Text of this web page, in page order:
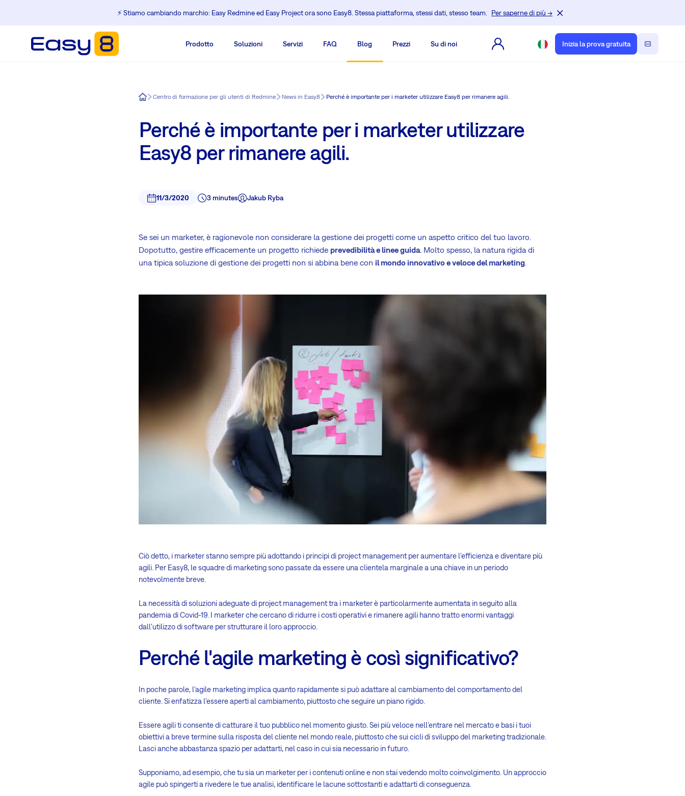
⚡️ Stiamo cambiando marchio: Easy Redmine ed Easy Project ora sono Easy8. Stessa piattaforma, stessi dati, stesso team. Per saperne di più →
Prodotto Soluzioni Servizi FAQ Blog Prezzi Su di noi Inizia la prova gratuita
Easy8Centro di formazione per gli utenti di Redmine News in Easy8 Perché è importante per i marketer utilizzare Easy8 per rimanere agili.
Perché è importante per i marketer utilizzare
Easy8 per rimanere agili.
11/3/2020 3 minutes Jakub Ryba
Se sei un marketer, è ragionevole non considerare la gestione dei progetti come un aspetto critico del tuo lavoro.
Dopotutto, gestire efficacemente un progetto richiede prevedibilità e linee guida. Molto spesso, la natura rigida di
una tipica soluzione di gestione dei progetti non si abbina bene con il mondo innovativo e veloce del marketing.
Ciò detto, i marketer stanno sempre più adottando i principi di project management per aumentare l'efficienza e diventare più
agili. Per Easy8, le squadre di marketing sono passate da essere una clientela marginale a una chiave in un periodo
notevolmente breve.
La necessità di soluzioni adeguate di project management tra i marketer è particolarmente aumentata in seguito alla
pandemia di Covid-19. I marketer che cercano di ridurre i costi operativi e rimanere agili hanno tratto enormi vantaggi
dall'utilizzo di software per strutturare il loro approccio.
Perché l'agile marketing è così significativo?
In poche parole, l'agile marketing implica quanto rapidamente si può adattare al cambiamento del comportamento del
cliente. Si enfatizza l'essere aperti al cambiamento, piuttosto che seguire un piano rigido.
Essere agili ti consente di catturare il tuo pubblico nel momento giusto. Sei più veloce nell'entrare nel mercato e basi i tuoi
obiettivi a breve termine sulla risposta del cliente nel mondo reale, piuttosto che sui cicli di sviluppo del marketing tradizionale.
Lasci anche abbastanza spazio per adattarti, nel caso in cui sia necessario in futuro.
Supponiamo, ad esempio, che tu sia un marketer per i contenuti online e non stai vedendo molto coinvolgimento. Un approccio
agile può spingerti a rivedere le tue analisi, identificare le lacune sottostanti e adattarti di conseguenza.